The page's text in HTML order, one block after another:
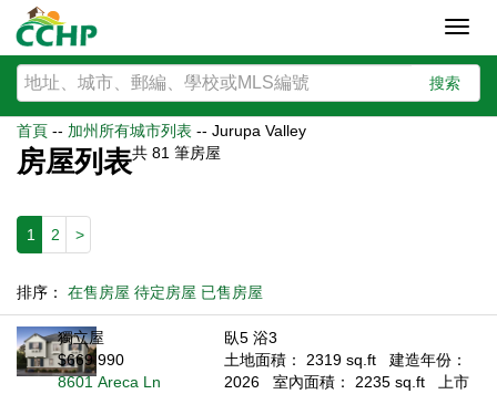
搜索
首頁 -- 加州所有城市列表 -- Jurupa Valley
房屋列表共 81 筆房屋
1 2 >
排序： 在售房屋 待定房屋 已售房屋
獨立屋
$669,990
8601 Areca Ln
臥5 浴3
土地面積： 2319 sq.ft
建造年份：
2026
室內面積： 2235 sq.ft
上市